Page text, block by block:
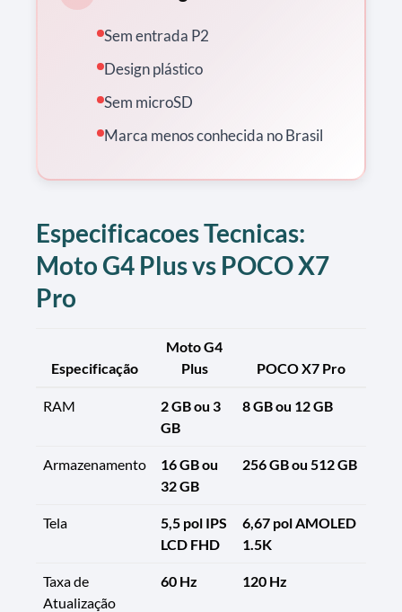
Sem entrada P2
Design plástico
Sem microSD
Marca menos conhecida no Brasil
Especificacoes Tecnicas:
Moto G4 Plus vs POCO X7
Pro
Especificação
Moto G4
Plus
POCO X7 Pro
RAM
2 GB ou 3
GB
8 GB ou 12 GB
Armazenamento
16 GB ou
32 GB
256 GB ou 512 GB
Tela
5,5 pol IPS
LCD FHD
6,67 pol AMOLED
1.5K
Taxa de
Atualização
60 Hz 120 Hz